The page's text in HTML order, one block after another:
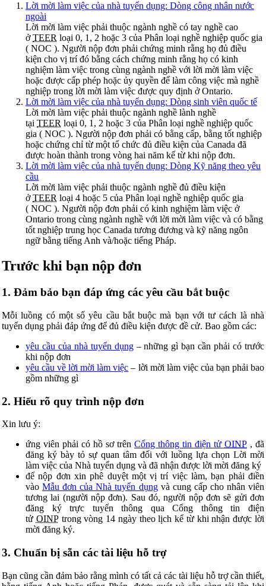
Lời mời làm việc của nhà tuyển dụng: Dòng công nhân nước
ngoài
Lời mời làm việc phải thuộc ngành nghề có tay nghề cao
ởTEER loại 0, 1, 2 hoặc 3 của Phân loại nghề nghiệp quốc gia
( NOC ). Người nộp đơn phải chứng minh rằng họ đủ điều
kiện cho vị trí đó bằng cách chứng minh rằng họ có kinh
nghiệm làm việc trong cùng ngành nghề với lời mời làm việc
hoặc được cấp phép hoặc ủy quyền để làm công việc mà nghề
nghiệp trong lời mời làm việc được quy định ở Ontario.
Lời mời làm việc của nhà tuyển dụng: Dòng sinh viên quốc tế
Lời mời làm việc phải thuộc ngành nghề lành nghề
tại TEER loại 0, 1, 2 hoặc 3 của Phân loại nghề nghiệp quốc
gia ( NOC ). Người nộp đơn phải có bằng cấp, bằng tốt nghiệp
hoặc chứng chỉ từ một tổ chức đủ điều kiện của Canada đã
được hoàn thành trong vòng hai năm kể từ khi nộp đơn.
Lời mời làm việc của nhà tuyển dụng: Dòng Kỹ năng theo yêu
cầu
Lời mời làm việc phải thuộc ngành nghề đủ điều kiện
ởTEER loại 4 hoặc 5 của Phân loại nghề nghiệp quốc gia
( NOC ). Người nộp đơn phải có kinh nghiệm làm việc ở
Ontario trong cùng ngành nghề với lời mời làm việc và có bằng
tốt nghiệp trung học Canada tương đương và kỹ năng ngôn
ngữ bằng tiếng Anh và/hoặc tiếng Pháp.
Trước khi bạn nộp đơn
1. Đảm bảo bạn đáp ứng các yêu cầu bắt buộc
Mỗi luồng có một số yêu cầu bắt buộc mà bạn với tư cách là nhà
tuyển dụng phải đáp ứng để đủ điều kiện được đề cử. Bao gồm các:
yêu cầu của nhà tuyển dụng– những gì bạn cần phải có trước
khi nộp đơn
yêu cầu về lời mời làm việc – lời mời làm việc của bạn phải bao
gồm những gì
2. Hiểu rõ quy trình nộp đơn
Xin lưu ý:
ứng viên phải có hồ sơ trên Cổng thông tin điện tử OINP , đã
đăng ký bày tỏ sự quan tâm đối với luồng lựa chọn Lời mời
làm việc của Nhà tuyển dụng và đã nhận được lời mời đăng ký
để nộp đơn xin phê duyệt một vị trí việc làm, bạn phải điền
vàoMẫu đơn của Nhà tuyển dụngvà cung cấp cho nhân viên
tương lai (người nộp đơn). Sau đó, người nộp đơn sẽ gửi đơn
đăng ký trực tuyến thông qua Cổng thông tin điện
tử OINPtrong vòng 14 ngày theo lịch kể từ khi nhận được lời
mời đăng ký.
3. Chuẩn bị sẵn các tài liệu hỗ trợ
Bạn cũng cần đảm bảo rằng mình có tất cả các tài liệu hỗ trợ cần thiết,